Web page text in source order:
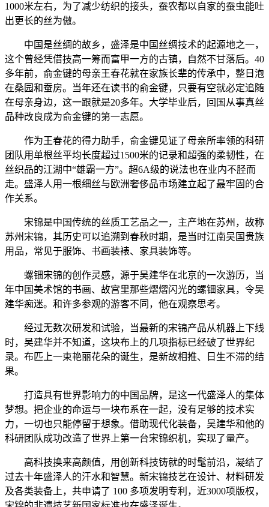
1000米左右，为了减少纺织的接头，蚕农都以自家的蚕虫能吐
出更长的丝为傲。
中国是丝绸的故乡，盛泽是中国丝绸技术的起源地之一，
这个曾经凭借技高一筹而富甲一方的古镇，自然不甘落后。40
多年前，俞金键的母亲王春花就在家族长辈的传承中，整日泡
在桑园和蚕房。当年还在读书的俞金键，只要有空就必定追随
在母亲身边，这一跟就是20多年。大学毕业后，回国从事真丝
品种改良成为俞金键的第一志愿。
作为王春花的得力助手，俞金键见证了母亲所率领的科研
团队用单根丝平均长度超过1500米的记录和超强的柔韧性，在
丝织品的江湖中“雄霸一方”。超6A级的说法也在业内不胫而
走。盛泽人用一根细丝与欧洲奢侈品市场建立起了最牢固的合
作关系。
宋锦是中国传统的丝质工艺品之一，主产地在苏州，故称
苏州宋锦，其历史可以追溯到春秋时期，是当时江南吴国贵族
用品，常见于服饰、书画装裱、家具装饰等。
螺钿宋锦的创作灵感，源于吴建华在北京的一次游历，当
年中国美术馆的书画、故宫里那些熠熠闪光的螺钿家具，令吴
建华痴迷。和许多参观的游客不同，他在观察思考。
经过无数次研发和试验，当最新的宋锦产品从机器上下线
时，吴建华并不知道，这块布上的几项指标已经破了世界纪
录。布匹上一束艳丽花朵的诞生，是新故相推、日生不滞的结
果。
打造具有世界影响力的中国品牌，是这一代盛泽人的集体
梦想。把企业的命运与一块布系在一起，没有足够的技术实
力，一切也只能停留于想象。借助现代化装备，吴建华和他的
科研团队成功改造了世界上第一台宋锦织机，实现了量产。
高科技换来高颜值，用创新科技铸就的时髦前沿，凝结了
过去十年盛泽人的汗水和智慧。新宋锦技艺在设计、材料研发
及各类装备上，共申请了 100 多项发明专利，近3000项版权，